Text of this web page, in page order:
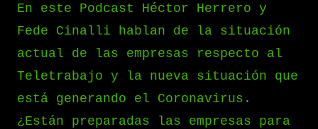
En este Podcast Héctor Herrero y
Fede Cinalli hablan de la situación
actual de las empresas respecto al
Teletrabajo y la nueva situación que
está generando el Coronavirus.
¿Están preparadas las empresas para